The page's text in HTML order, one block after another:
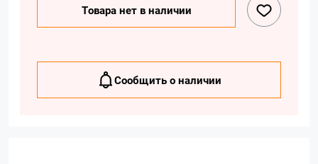
Товара нет в наличии
Сообщить о наличии